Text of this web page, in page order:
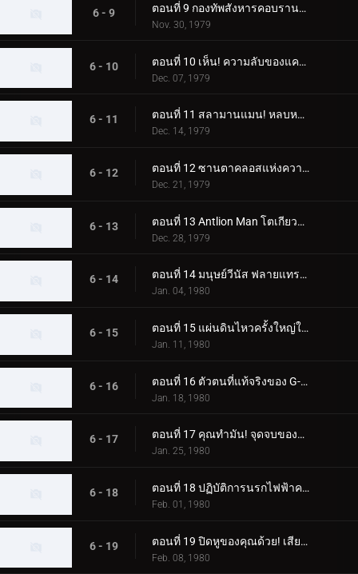
6 - 9 ตอนที่ 9 กองทัพสังหารคอบรานแมน
Nov. 30, 1979
6 - 10 ตอนที่ 10 เห็น! ความลับของแครกเกอร์แมน
Dec. 07, 1979
6 - 11 ตอนที่ 11 สลามานแมน! หลบหนีจากหุบเขานรก
Dec. 14, 1979
6 - 12 ตอนที่ 12 ซานตาคลอสแห่งความมืด; อา การเปลี่ยนแปลงที่เป็นไปไม่ได้
Dec. 21, 1979
6 - 13 ตอนที่ 13 Antlion Man โตเกียวระเบิดก่อน 03.00 น
Dec. 28, 1979
6 - 14 ตอนที่ 14 มนุษย์วีนัส ฟลายแทรป มาสค์ไรเดอร์ โคลสคอล
Jan. 04, 1980
6 - 15 ตอนที่ 15 แผ่นดินไหวครั้งใหญ่ในโตเกียวของ Blue Mold Man ที่น่าสะพรึงกลัว
Jan. 11, 1980
6 - 16 ตอนที่ 16 ตัวตนที่แท้จริงของ G-Monster ของมนุษย์แมลงสาบอมตะคืออะไร
Jan. 18, 1980
6 - 17 ตอนที่ 17 คุณทำมัน! จุดจบของจี-มอนสเตอร์
Jan. 25, 1980
6 - 18 ตอนที่ 18 ปฏิบัติการนรกไฟฟ้าครั้งใหญ่ของพลเรือเอกมาจิน
Feb. 01, 1980
6 - 19 ตอนที่ 19 ปิดหูของคุณด้วย! เสียงร้องไห้สังหารของมนุษย์หมาป่า
Feb. 08, 1980